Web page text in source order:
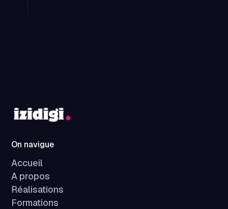
On navigue
Accueil
A propos
Réalisations
Formations